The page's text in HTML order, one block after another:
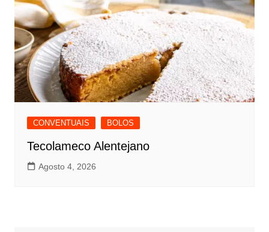
CONVENTUAIS BOLOS
Tecolameco Alentejano
Agosto 4, 2026